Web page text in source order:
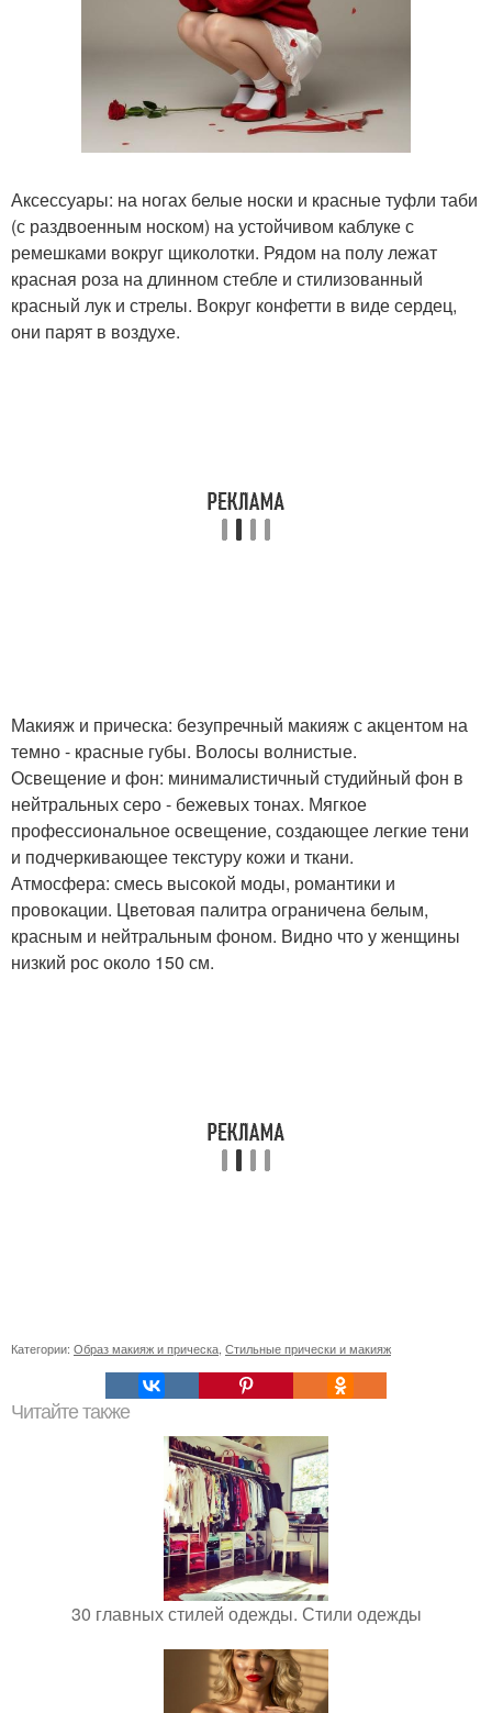
Аксессуары: на ногах белые носки и красные туфли таби
(с раздвоенным носком) на устойчивом каблуке с
ремешками вокруг щиколотки. Рядом на полу лежат
красная роза на длинном стебле и стилизованный
красный лук и стрелы. Вокруг конфетти в виде сердец,
они парят в воздухе.
Макияж и прическа: безупречный макияж с акцентом на
темно - красные губы. Волосы волнистые.
Освещение и фон: минималистичный студийный фон в
нейтральных серо - бежевых тонах. Мягкое
профессиональное освещение, создающее легкие тени
и подчеркивающее текстуру кожи и ткани.
Атмосфера: смесь высокой моды, романтики и
провокации. Цветовая палитра ограничена белым,
красным и нейтральным фоном. Видно что у женщины
низкий рос около 150 см.
Категории: Образ макияж и прическа Стильные прически и макияж
Читайте также
30 главных стилей одежды. Стили одежды